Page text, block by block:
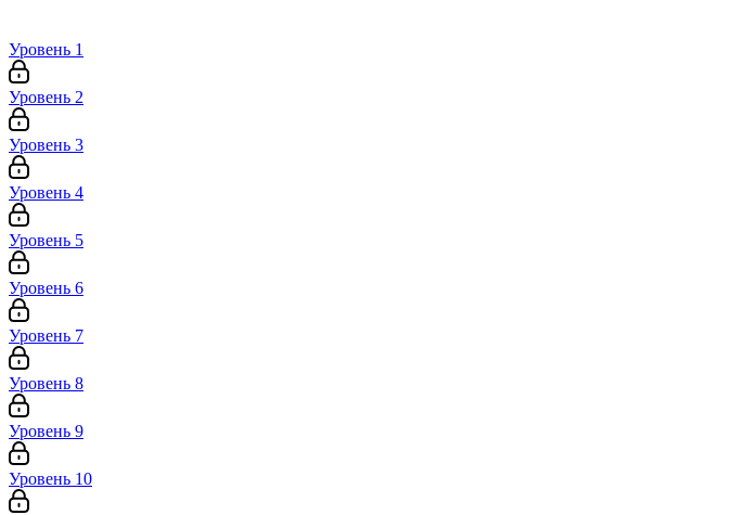
Уровень 1
Уровень 2
Уровень 3
Уровень 4
Уровень 5
Уровень 6
Уровень 7
Уровень 8
Уровень 9
Уровень 10